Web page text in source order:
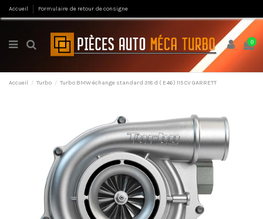
Accueil Formulaire de retour de consigne
0
Accueil Turbo Turbo BMW échange standard 318 d ( E46) 115 CV GARRETT